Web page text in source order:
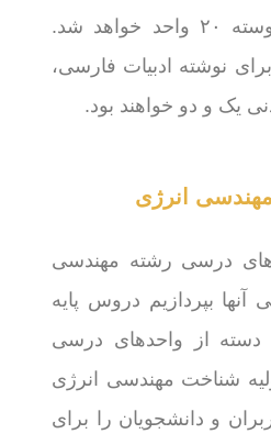
در دوره کارشناسی پیوسته ۲۰ واحد خواهد شد.
نوشته ادبیات فارسی،
یک و دو خواهند بود.
انرژی
درسی رشته مهندسی
آنها بپردازیم دروس پایه
دسته از واحدهای درسی
شناخت مهندسی انرژی
و دانشجویان را برای